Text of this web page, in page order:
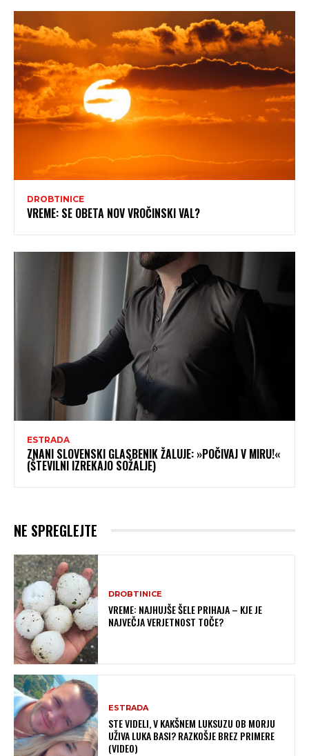
DROBTINICE
VREME: SE OBETA NOV VROČINSKI VAL?
ESTRADA
ZNANI SLOVENSKI GLASBENIK ŽALUJE: »POČIVAJ V MIRU!«
(ŠTEVILNI IZREKAJO SOŽALJE)
NE SPREGLEJTE
DROBTINICE
VREME: NAJHUJŠE ŠELE PRIHAJA – KJE JE
NAJVEČJA VERJETNOST TOČE?
ESTRADA
STE VIDELI, V KAKŠNEM LUKSUZU OB MORJU
UŽIVA LUKA BASI? RAZKOŠJE BREZ PRIMERE
(VIDEO)